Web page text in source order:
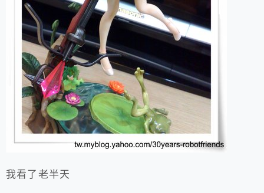
我看了老半天